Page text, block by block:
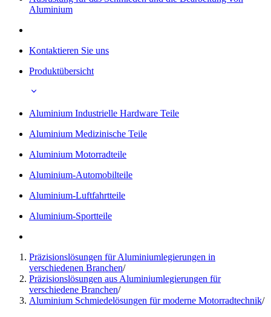
Aluminium
Kontaktieren Sie uns
Produktübersicht
Aluminium Industrielle Hardware Teile
Aluminium Medizinische Teile
Aluminium Motorradteile
Aluminium-Automobilteile
Aluminium-Luftfahrtteile
Aluminium-Sportteile
Präzisionslösungen für Aluminiumlegierungen in
verschiedenen Branchen/
Präzisionslösungen aus Aluminiumlegierungen für
verschiedene Branchen/
Aluminium Schmiedelösungen für moderne Motorradtechnik/